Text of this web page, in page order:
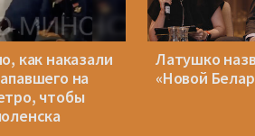
как наказали
на
чтобы
Латушко
«Новой